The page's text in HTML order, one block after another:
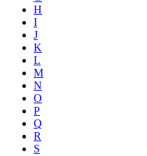
H
I
J
K
L
M
N
O
P
Q
R
S